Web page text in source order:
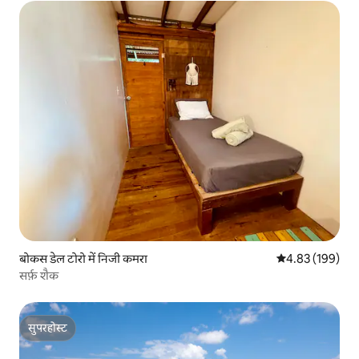
बोकस डेल टोरो में निजी कमरा औसत रेटिंग 5 में से
4.83 (199)
सर्फ़ शैक
सुपरहोस्ट
सुपरहोस्ट